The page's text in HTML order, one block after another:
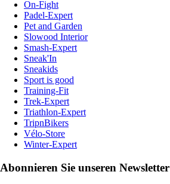
On-Fight
Padel-Expert
Pet and Garden
Slowood Interior
Smash-Expert
Sneak'In
Sneakids
Sport is good
Training-Fit
Trek-Expert
Triathlon-Expert
TripnBikers
Vélo-Store
Winter-Expert
Abonnieren Sie unseren Newsletter